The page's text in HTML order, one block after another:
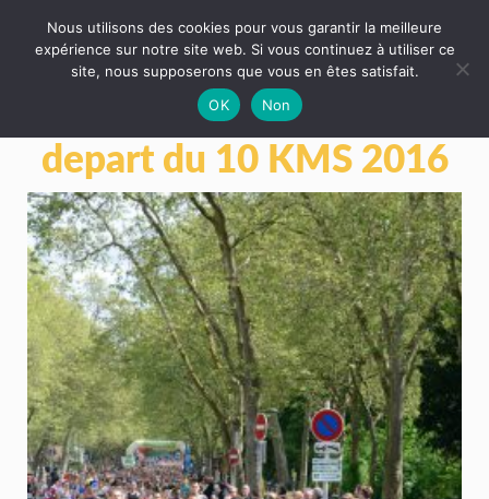
depart du 10 KMS 2016
Nous utilisons des cookies pour vous garantir la meilleure
expérience sur notre site web. Si vous continuez à utiliser ce
site, nous supposerons que vous en êtes satisfait.
OK
Non